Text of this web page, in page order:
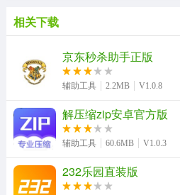
Poki助手安卓免费版
投屏电视助手手机最新版 当贝助手无广告版
wifi密码查看助手手机免费版 口袋妖怪图鉴通用版
相关下载
京东秒杀助手正版
辅助工具 2.2MB V1.0.8
解压缩zip安卓官方版
辅助工具 60.6MB V1.0.3
232乐园直装版